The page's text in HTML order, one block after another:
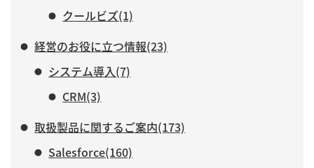
クールビズ(1)
経営のお役に立つ情報(23)
システム導入(7)
CRM(3)
取扱製品に関するご案内(173)
Salesforce(160)